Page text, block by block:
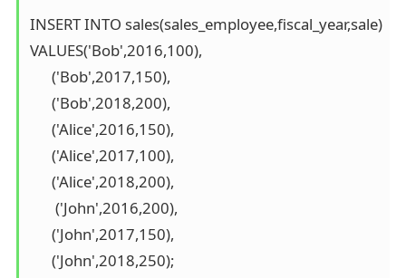
INSERT INTO sales(sales_employee,fiscal_year,sale)
VALUES('Bob',2016,100),
      ('Bob',2017,150),
      ('Bob',2018,200),
      ('Alice',2016,150),
      ('Alice',2017,100),
      ('Alice',2018,200),
       ('John',2016,200),
      ('John',2017,150),
      ('John',2018,250);